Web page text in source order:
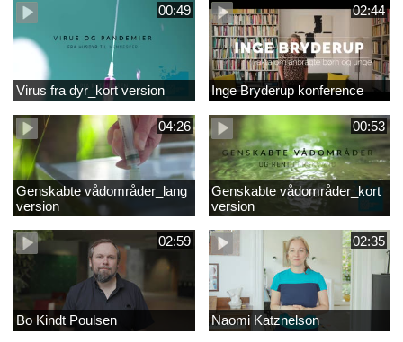
00:49
Virus fra dyr_kort version
02:44
Inge Bryderup konference
04:26
Genskabte vådområder_lang
version
00:53
Genskabte vådområder_kort
version
02:59
Bo Kindt Poulsen
02:35
Naomi Katznelson